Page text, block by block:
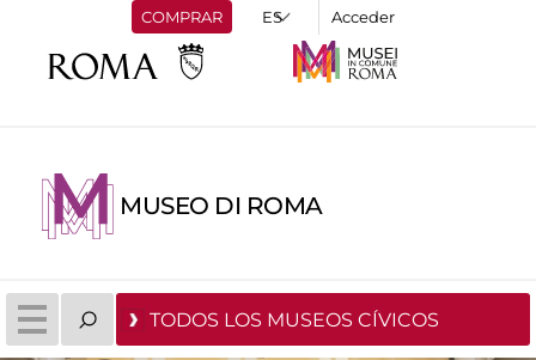
COMPRAR Acceder
MUSEO DI ROMA
TODOS LOS MUSEOS CÍVICOS